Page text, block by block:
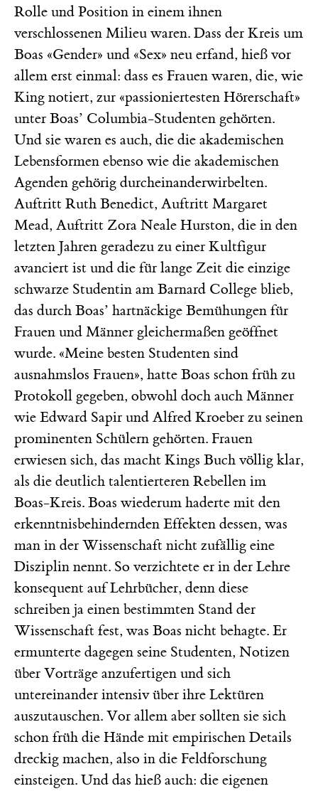
Rolle und Position in einem ihnen
verschlossenen Milieu waren. Dass der Kreis um
Boas «Gender» und «Sex» neu erfand, hieß vor
allem erst einmal: dass es Frauen waren, die, wie
King notiert, zur «passioniertesten Hörerschaft»
unter Boas’ Columbia-Studenten gehörten.
Und sie waren es auch, die die akademischen
Lebensformen ebenso wie die akademischen
Agenden gehörig durcheinanderwirbelten.
Auftritt Ruth Benedict, Auftritt Margaret
Mead, Auftritt Zora Neale Hurston, die in den
letzten Jahren geradezu zu einer Kultfigur
avanciert ist und die für lange Zeit die einzige
schwarze Studentin am Barnard College blieb,
das durch Boas’ hartnäckige Bemühungen für
Frauen und Männer gleichermaßen geöffnet
wurde. «Meine besten Studenten sind
ausnahmslos Frauen», hatte Boas schon früh zu
Protokoll gegeben, obwohl doch auch Männer
wie Edward Sapir und Alfred Kroeber zu seinen
prominenten Schülern gehörten. Frauen
erwiesen sich, das macht Kings Buch völlig klar,
als die deutlich talentierteren Rebellen im
Boas-Kreis. Boas wiederum haderte mit den
erkenntnisbehindernden Effekten dessen, was
man in der Wissenschaft nicht zufällig eine
Disziplin nennt. So verzichtete er in der Lehre
konsequent auf Lehrbücher, denn diese
schreiben ja einen bestimmten Stand der
Wissenschaft fest, was Boas nicht behagte. Er
ermunterte dagegen seine Studenten, Notizen
über Vorträge anzufertigen und sich
untereinander intensiv über ihre Lektüren
auszutauschen. Vor allem aber sollten sie sich
schon früh die Hände mit empirischen Details
dreckig machen, also in die Feldforschung
einsteigen. Und das hieß auch: die eigenen